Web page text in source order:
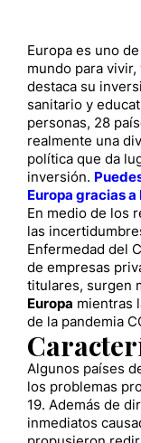
Europa es uno
mundo para
destaca su
sanitario y
personas, 28
realmente una
política que da
inversión.
Europa gracias a
En medio de los
las
Enfermedad del
de empresas
titulares, surgen
Europa mientras
de la pandemia
Algunos países
los problemas
19. Además de
inmediatos